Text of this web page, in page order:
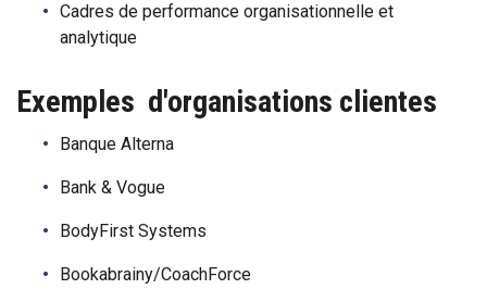
Cadres de performance organisationnelle et
analytique
Exemples d'organisations clientes
Banque Alterna
Bank & Vogue
BodyFirst Systems
Bookabrainy/CoachForce